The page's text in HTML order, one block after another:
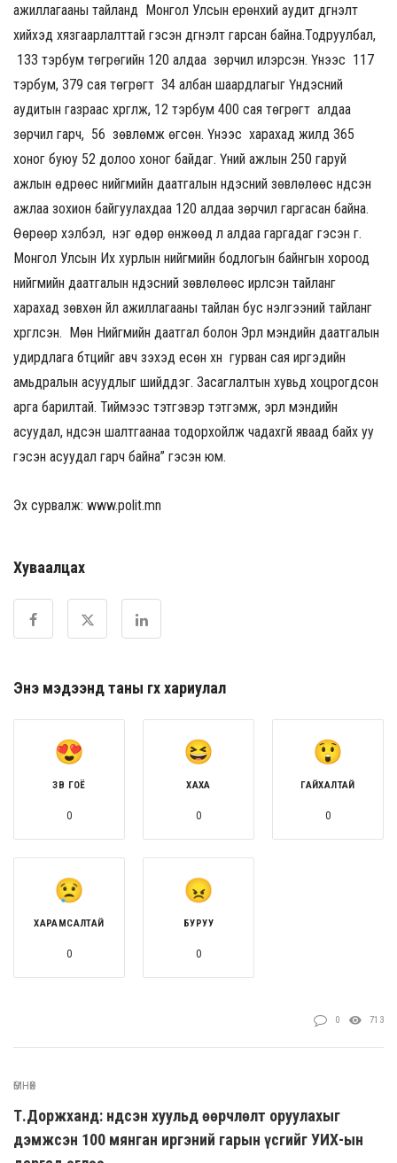
ажиллагааны тайланд Монгол Улсын ерөнхий аудит дүгнэлт
хийхэд хязгаарлалттай гэсэн дүгнэлт гарсан байна.Тодруулбал,
133 тэрбум төгрөгийн 120 алдаа зөрчил илэрсэн. Үүнээс 117
тэрбум, 379 сая төгрөгт 34 албан шаардлагыг Үндэсний
аудитын газраас хүргүүлж, 12 тэрбум 400 сая төгрөгт алдаа
зөрчил гарч, 56 зөвлөмж өгсөн. Үүнээс харахад жилд 365
хоног буюу 52 долоо хоног байдаг. Үүний ажлын 250 гаруй
ажлын өдрөөс нийгмийн даатгалын үндэсний зөвлөлөөс үндсэн
ажлаа зохион байгуулахдаа 120 алдаа зөрчил гаргасан байна.
Өөрөөр хэлбэл, нэг өдөр өнжөөд л алдаа гаргадаг гэсэн үг.
Монгол Улсын Их хурлын нийгмийн бодлогын байнгын хороод
нийгмийн даатгалын үндэсний зөвлөлөөс ирүүлсэн тайланг
харахад зөвхөн үйл ажиллагааны тайлан бус үнэлгээний тайланг
хүргүүлсэн. Мөн Нийгмийн даатгал болон Эрүүл мэндийн даатгалын
удирдлага бүтцийг авч үзэхэд есөн хүн гурван сая иргэдийн
амьдралын асуудлыг шийддэг. Засаглалтын хувьд хоцрогдсон
арга барилтай. Тиймээс тэтгэвэр тэтгэмж, эрүүл мэндийн
асуудал, үндсэн шалтгаанаа тодорхойлж чадахгүй яваад байх уу
гэсэн асуудал гарч байна” гэсэн юм.
Эх сурвалж: www.polit.mn
Хуваалцах
Энэ мэдээнд таны өгөх хариулал
ЗӨВ ГОЁ
0
ХАХА
0
ГАЙХАЛТАЙ
0
ХАРАМСАЛТАЙ
0
БУРУУ
0
0 713
ӨМНӨХ
Т.Доржханд: Үндсэн хуульд өөрчлөлт оруулахыг
дэмжсэн 100 мянган иргэний гарын үсгийг УИХ-ын